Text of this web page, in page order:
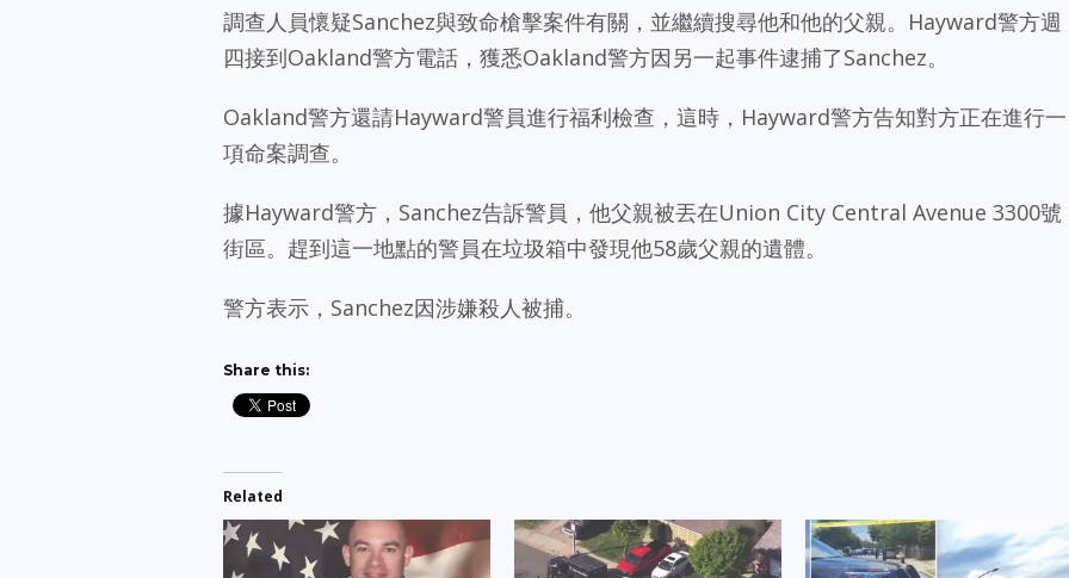
調查人員懷疑Sanchez與致命槍擊案件有關，並繼續搜尋他和他的父親。Hayward警方週
四接到Oakland警方電話，獲悉Oakland警方因另一起事件逮捕了Sanchez。
Oakland警方還請Hayward警員進行福利檢查，這時，Hayward警方告知對方正在進行一
項命案調查。
據Hayward警方，Sanchez告訴警員，他父親被丟在Union City Central Avenue 3300號
街區。趕到這一地點的警員在垃圾箱中發現他58歲父親的遺體。
警方表示，Sanchez因涉嫌殺人被捕。
Share this:
Related